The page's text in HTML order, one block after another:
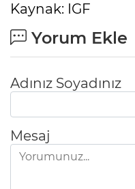
Kaynak: IGF
Yorum Ekle
Adınız Soyadınız
Mesaj